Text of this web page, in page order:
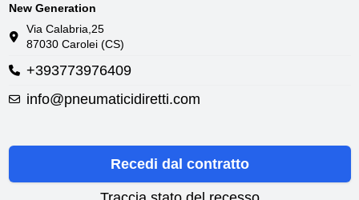
New Generation
Via Calabria,25
87030 Carolei (CS)
+393773976409
info@pneumaticidiretti.com
Recedi dal contratto